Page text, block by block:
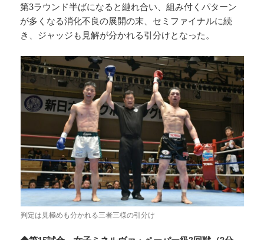
第3ラウンド半ばになると縺れ合い、組み付くパターン
が多くなる消化不良の展開の末、セミファイナルに続
き、ジャッジも見解が分かれる引分けとなった。
判定は見極めも分かれる三者三様の引分け